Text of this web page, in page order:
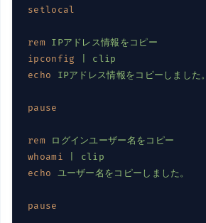
setlocal
rem
IPアドレス情報をコピー
ipconfig
| clip
echo
IPアドレス情報をコピーしました。
pause
rem
ログインユーザー名をコピー
whoami
| clip
echo
ユーザー名をコピーしました。
pause